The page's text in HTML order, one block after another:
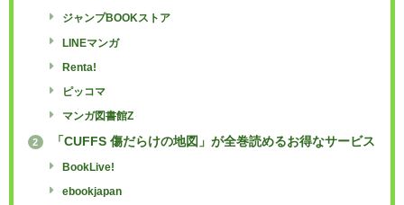
ジャンプBOOKストア
LINEマンガ
Renta!
ピッコマ
マンガ図書館Z
2 「CUFFS 傷だらけの地図」が全巻読めるお得なサービス
BookLive!
ebookjapan